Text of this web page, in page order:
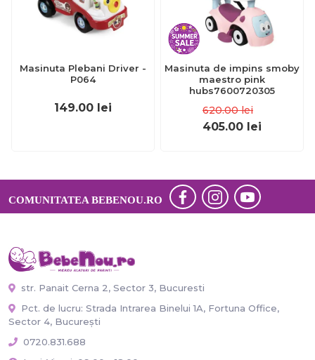
Masinuta Plebani Driver -
P064
149.00 lei
Masinuta de impins smoby
maestro pink
hubs7600720305
620.00 lei
405.00 lei
COMUNITATEA BEBENOU.RO
str. Panait Cerna 2, Sector 3, Bucuresti
Pct. de lucru: Strada Intrarea Binelui 1A, Fortuna Office,
Sector 4, București
0720.831.688